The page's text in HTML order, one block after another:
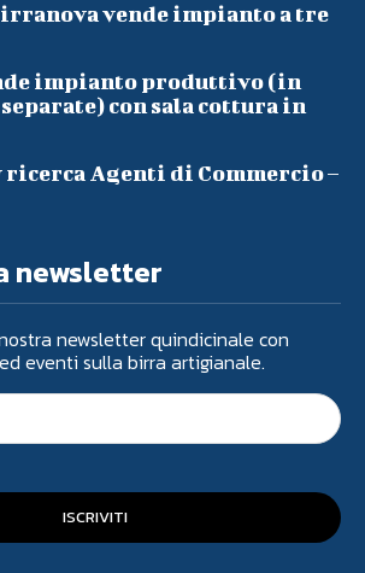
vende impianto a tre
impianto produttivo (in
con sala cottura in
Agenti di Commercio –
newsletter
newsletter quindicinale con
eventi sulla birra artigianale.
ISCRIVITI